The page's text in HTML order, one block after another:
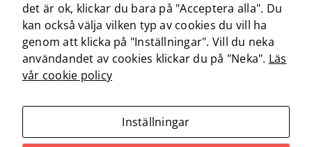
© Unileverhistoria och Centrum för
Näringslivshistoria
det är ok, klickar du bara på "Acceptera alla". Du
kan också välja vilken typ av cookies du vill ha
genom att klicka på "Inställningar". Vill du neka
användandet av cookies klickar du på "Neka". Läs
vår cookie policy
Inställningar